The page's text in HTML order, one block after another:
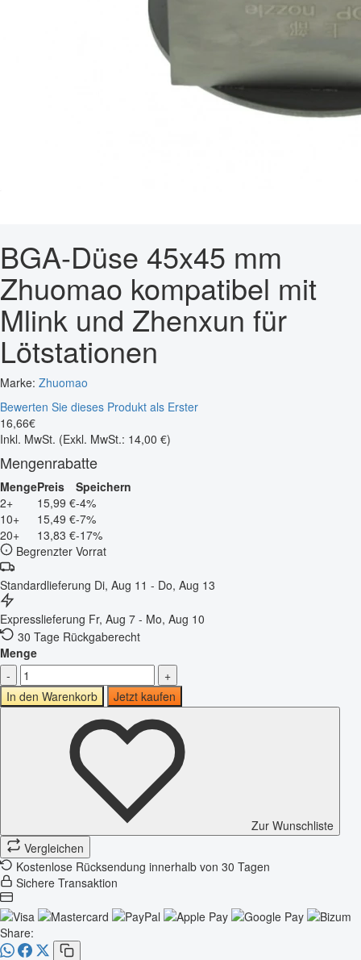
BGA-Düse 45x45 mm
Zhuomao kompatibel mit
Mlink und Zhenxun für
Lötstationen
Marke: Zhuomao
Bewerten Sie dieses Produkt als Erster
16,66€
Inkl. MwSt. (Exkl. MwSt.: 14,00 €)
Mengenrabatte
MengePreis
Speichern
2+
15,99 €-4%
10+
15,49 €-7%
20+
13,83 €-17%
Begrenzter Vorrat
Standardlieferung Di, Aug 11 - Do, Aug 13
Expresslieferung Fr, Aug 7 - Mo, Aug 10
30 Tage Rückgaberecht
Menge
-
+
In den Warenkorb
Jetzt kaufen
Zur Wunschliste
Vergleichen
Kostenlose Rücksendung innerhalb von 30 Tagen
Sichere Transaktion
Share: